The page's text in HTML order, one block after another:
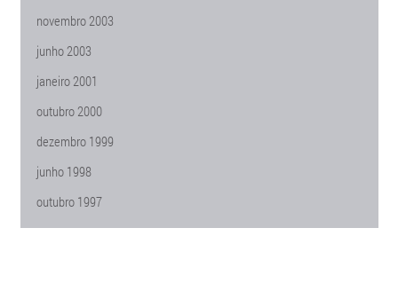
novembro 2003
junho 2003
janeiro 2001
outubro 2000
dezembro 1999
junho 1998
outubro 1997